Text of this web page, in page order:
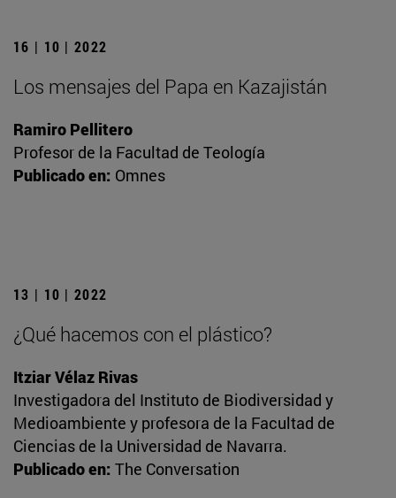
16 | 10 | 2022
Los mensajes del Papa en Kazajistán
Ramiro Pellitero
Profesor de la Facultad de Teología
Publicado en: Omnes
13 | 10 | 2022
¿Qué hacemos con el plástico?
Itziar Vélaz Rivas
Investigadora del Instituto de Biodiversidad y
Medioambiente y profesora de la Facultad de
Ciencias de la Universidad de Navarra.
Publicado en: The Conversation